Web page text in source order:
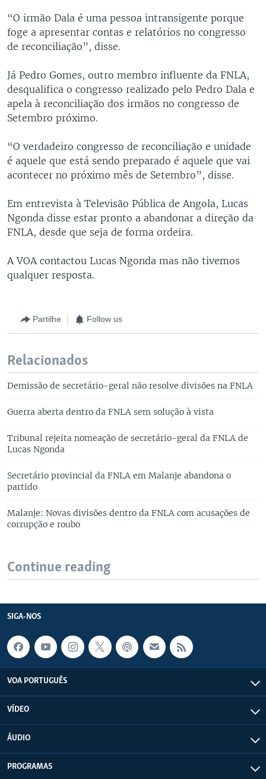
“O irmão Dala é uma pessoa intransigente porque
foge a apresentar contas e relatórios no congresso
de reconciliação”, disse.
Já Pedro Gomes, outro membro influente da FNLA,
desqualifica o congresso realizado pelo Pedro Dala e
apela à reconciliação dos irmãos no congresso de
Setembro próximo.
“O verdadeiro congresso de reconciliação e unidade
é aquele que está sendo preparado é aquele que vai
acontecer no próximo mês de Setembro”, disse.
Em entrevista à Televisão Pública de Angola, Lucas
Ngonda disse estar pronto a abandonar a direção da
FNLA, desde que seja de forma ordeira.
A VOA contactou Lucas Ngonda mas não tivemos
qualquer resposta.
Partilhe Follow us
Relacionados
Demissão de secretário-geral não resolve divisões na FNLA
Guerra aberta dentro da FNLA sem solução à vista
Tribunal rejeita nomeação de secretário-geral da FNLA de
Lucas Ngonda
Secretário provincial da FNLA em Malanje abandona o
partido
Malanje: Novas divisões dentro da FNLA com acusações de
corrupção e roubo
Continue reading
SIGA-NOS
VOA PORTUGUÊS
VÍDEO
ÁUDIO
PROGRAMAS